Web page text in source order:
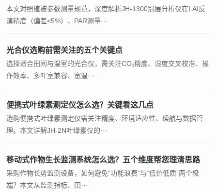
本文对照植被参数测量规范，深度解析JH-1300冠层分析仪在LAI反
演精度（偏差<5%）、PAR测量···
光合仪选购前需关注的五个关键点
选择适合田间与温室的光合仪，需关注CO₂精度、湿度交叉校准、操
作效率、多叶室兼容、宽温···
便携式叶绿素测定仪怎么选？关键看这几点
选购便携式叶绿素测定仪需关注精度、环境适应性、续航与数据管
理。本文详解JH-2N叶绿素仪的···
移动式作物生长监测系统怎么选？五个维度帮您理清思路
采购作物长势监测设备，如何避免“功能浪费”与“低价低质”两个极
端？本文从监测指标、田···